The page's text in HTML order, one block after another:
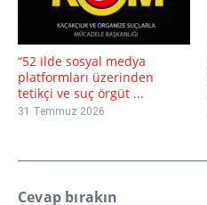
“52 ilde sosyal medya
platformları üzerinden
tetikçi ve suç örgüt ...
31 Temmuz 2026
Cevap bırakın